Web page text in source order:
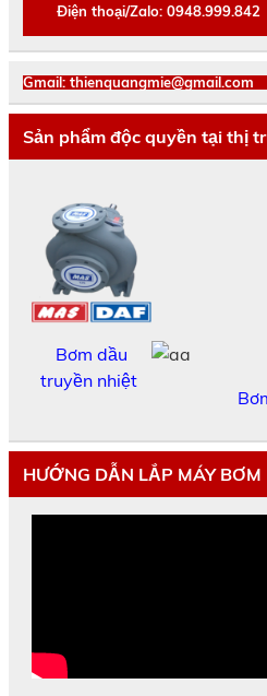
Điện thoại/Zalo: 0948.999.842
Gmail: thienquangmie@gmail.com
Sản phẩm độc quyền tại thị
Bơm dầu
truyền nhiệt
HƯỚNG DẪN LẮP MÁY BƠM